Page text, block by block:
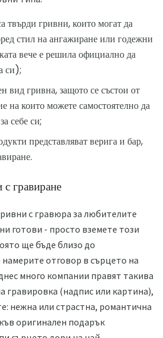
твърди гривни, които могат да
стил на ангажиране или годежни
вече е решила официално да
си);
вид гривна, защото се състои от
на които можете самостоятелно да
себе си;
представляват верига и бар,
гравиране
с гравюра за любителите
готови - просто вземете този
ще бъде близо до
отговор в сърцето на
много компании правят такива
гравировка (надпис или картина),
нежна или страстна, романтична
оригинален подарък